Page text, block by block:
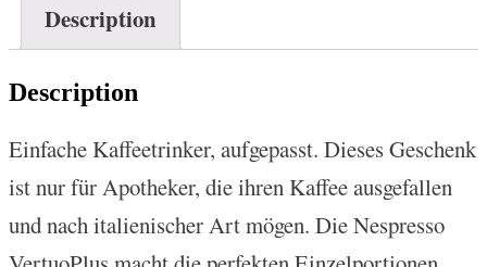
Description
Description
Einfache Kaffeetrinker, aufgepasst. Dieses Geschenk
ist nur für Apotheker, die ihren Kaffee ausgefallen
und nach italienischer Art mögen. Die Nespresso